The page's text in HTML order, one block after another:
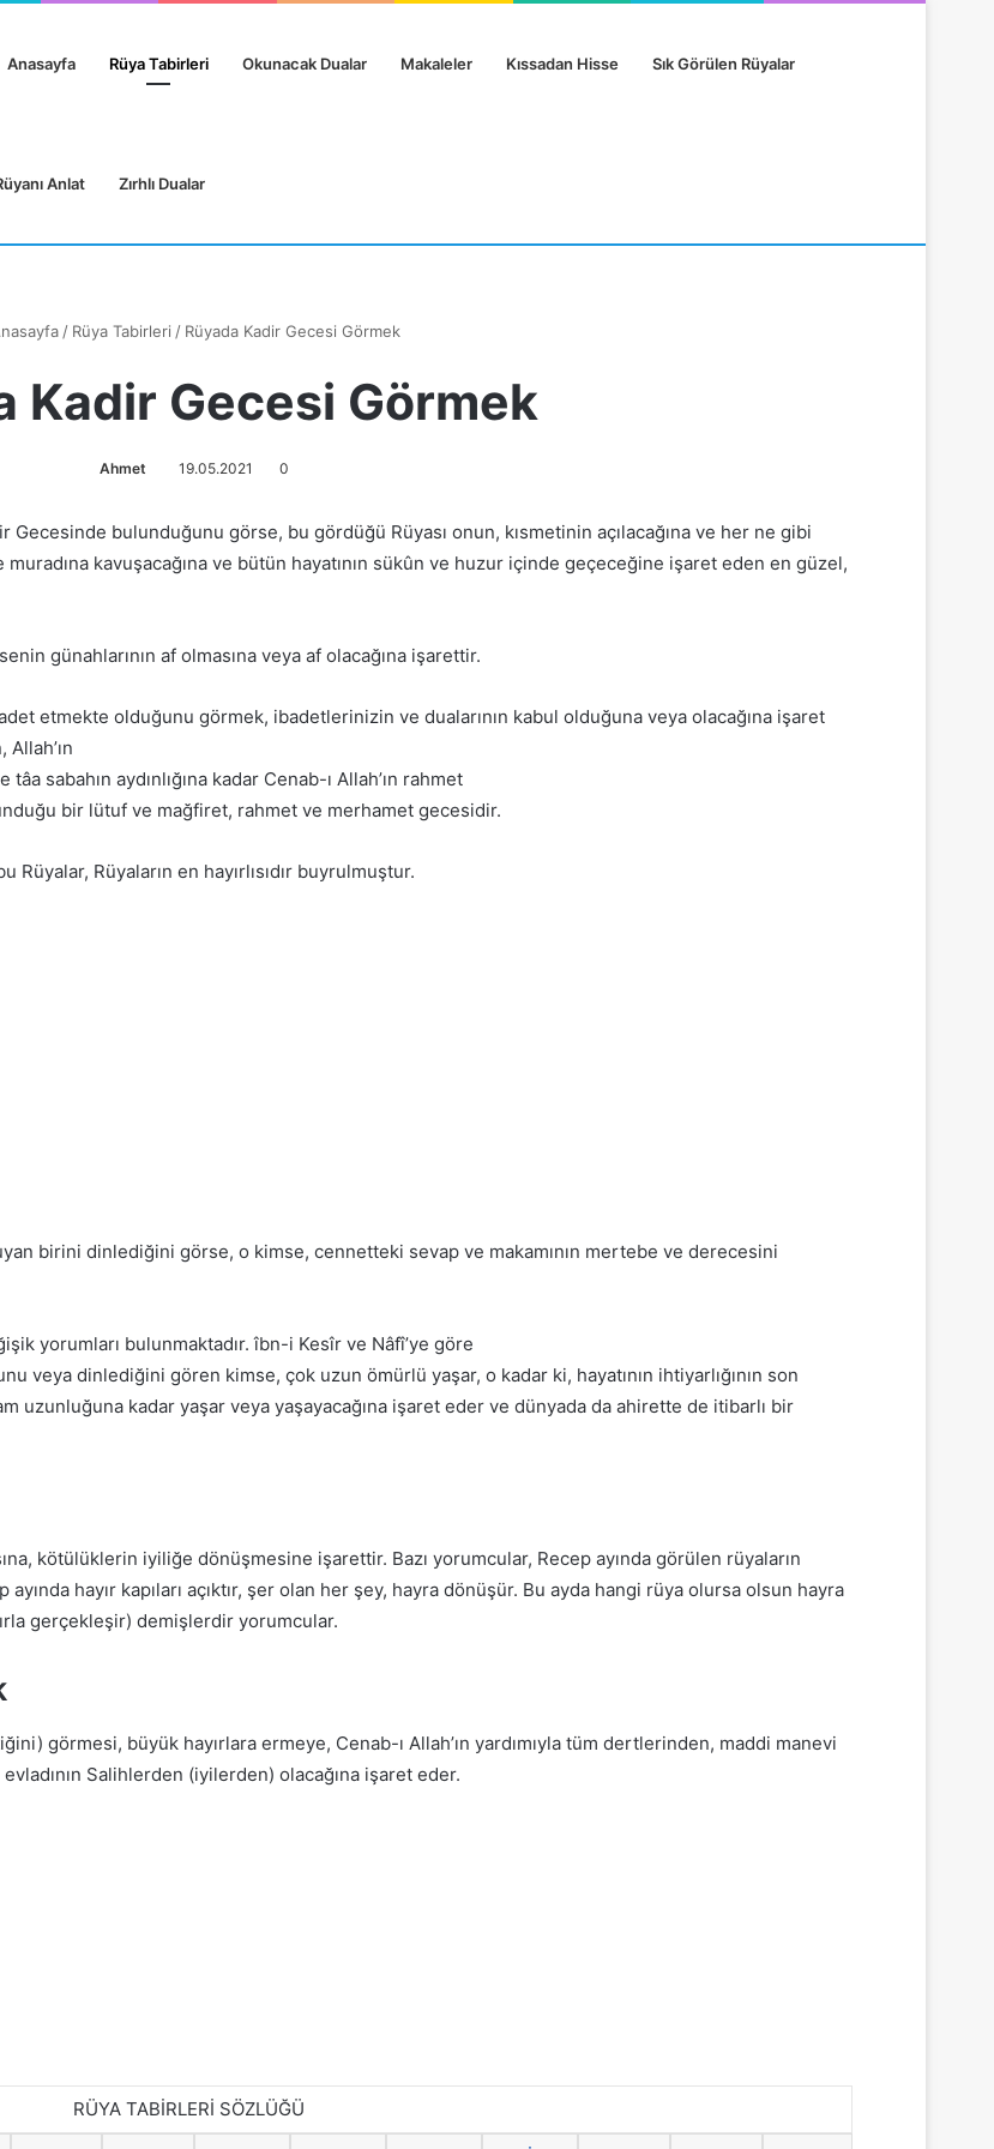
Anasayfa Rüya Tabirleri Okunacak Dualar Makaleler Kıssadan Hisse Sık Görülen Rüyalar
Anlat Zırhlı Dualar
/ Rüya Tabirleri / Rüyada Kadir Gecesi Görmek
Kadir Gecesi Görmek
Ahmet 19.05.2021 0
Gecesinde bulunduğunu görse, bu gördüğü Rüyası onun, kısmetinin açılacağına ve her ne gibi
kavuşacağına ve bütün hayatının sükûn ve huzur içinde geçeceğine işaret eden en güzel,
günahlarının af olmasına veya af olacağına işarettir.
etmekte olduğunu görmek, ibadetlerinizin ve dualarının kabul olduğuna veya olacağına işaret
sabahın aydınlığına kadar Cenab-ı Allah’ın rahmet
bir lütuf ve mağfiret, rahmet ve merhamet gecesidir.
Rüyaların en hayırlısıdır buyrulmuştur.
birini dinlediğini görse, o kimse, cennetteki sevap ve makamının mertebe ve derecesini
yorumları bulunmaktadır. îbn-i Kesîr ve Nâfî’ye göre
veya dinlediğini gören kimse, çok uzun ömürlü yaşar, o kadar ki, hayatının ihtiyarlığının son
uzunluğuna kadar yaşar veya yaşayacağına işaret eder ve dünyada da ahirette de itibarlı bir
kötülüklerin iyiliğe dönüşmesine işarettir. Bazı yorumcular, Recep ayında görülen rüyaların
hayır kapıları açıktır, şer olan her şey, hayra dönüşür. Bu ayda hangi rüya olursa olsun hayra
gerçekleşir) demişlerdir yorumcular.
görmesi, büyük hayırlara ermeye, Cenab-ı Allah’ın yardımıyla tüm dertlerinden, maddi manevi
evladının Salihlerden (iyilerden) olacağına işaret eder.
RÜYA TABİRLERİ SÖZLÜĞÜ